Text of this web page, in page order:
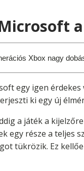
Microsoft
Xbox nagy
egy igen
ki egy új
a játék a
egy része a teljes
tükrözik. Ez